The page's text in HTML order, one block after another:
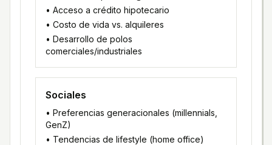
• Acceso a crédito hipotecario
• Costo de vida vs. alquileres
• Desarrollo de polos
comerciales/industriales
Sociales
• Preferencias generacionales (millennials,
GenZ)
• Tendencias de lifestyle (home office)